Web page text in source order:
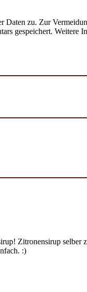
zu. Zur
gespeichert. Weitere
Zitronensirup
:)